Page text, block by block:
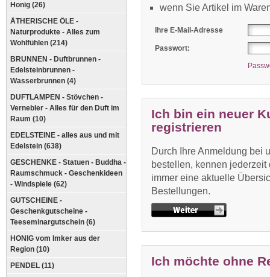
Honig (26)
ÄTHERISCHE ÖLE -
Naturprodukte - Alles zum
Wohlfühlen (214)
BRUNNEN - Duftbrunnen -
Edelsteinbrunnen -
Wasserbrunnen (4)
DUFTLAMPEN - Stövchen -
Vernebler - Alles für den Duft im
Raum (10)
EDELSTEINE - alles aus und mit
Edelstein (638)
GESCHENKE - Statuen - Buddha -
Raumschmuck - Geschenkideen
- Windspiele (62)
GUTSCHEINE -
Geschenkgutscheine -
Teeseminargutschein (6)
HONIG vom Imker aus der
Region (10)
PENDEL (11)
wenn Sie Artikel im
Ihre E-Mail-Adresse
Passwort:
Ich bin ein neuer
registrieren
Durch Ihre Anmeldung bei
bestellen, kennen
immer eine aktuelle
Bestellungen.
Ich möchte ohne